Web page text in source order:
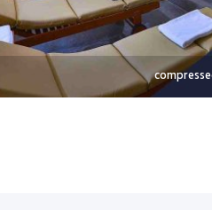
مدرن را هم‌زمان در اختیار مسافران
در شهر استانبول ترکیه